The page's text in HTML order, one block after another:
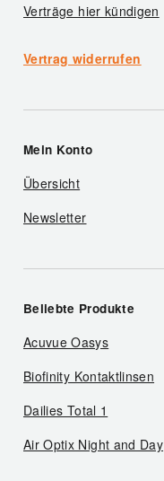
Verträge hier kündigen
Vertrag widerrufen
Mein Konto
Übersicht
Newsletter
Beliebte Produkte
Acuvue Oasys
Biofinity Kontaktlinsen
Dailies Total 1
Air Optix Night and Day